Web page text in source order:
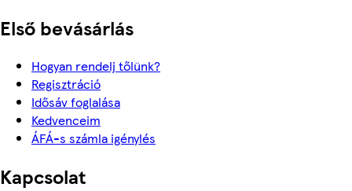
Első bevásárlás
Hogyan rendelj tőlünk?
Regisztráció
Idősáv foglalása
Kedvenceim
ÁFÁ-s számla igénylés
Kapcsolat